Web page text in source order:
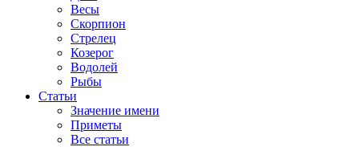
Весы
Скорпион
Стрелец
Козерог
Водолей
Рыбы
Статьи
Значение имени
Приметы
Все статьи